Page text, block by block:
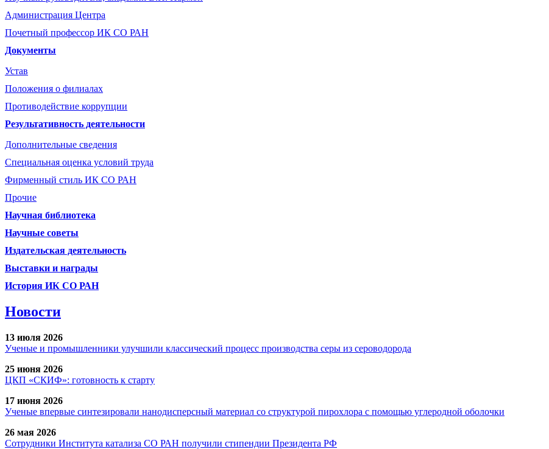
Администрация Центра
Почетный профессор ИК СО РАН
Документы
Устав
Положения о филиалах
Противодействие коррупции
Результативность деятельности
Дополнительные сведения
Специальная оценка условий труда
Фирменный стиль ИК СО РАН
Прочие
Научная библиотека
Научные советы
Издательская деятельность
Выставки и награды
История ИК СО РАН
Новости
13 июля 2026
Ученые и промышленники улучшили классический процесс производства серы из сероводорода
25 июня 2026
ЦКП «СКИФ»: готовность к старту
17 июня 2026
Ученые впервые синтезировали нанодисперсный материал со структурой пирохлора с помощью углеродной оболочки
26 мая 2026
Сотрудники Института катализа СО РАН получили стипендии Президента РФ